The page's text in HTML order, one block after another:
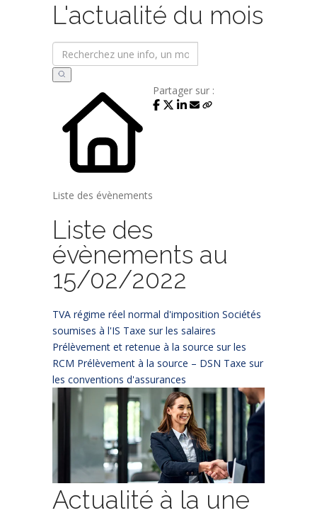
L'actualité du mois
Liste des évènements
Partager sur :
Liste des
évènements au
15/02/2022
TVA régime réel normal d'imposition Sociétés
soumises à l'IS Taxe sur les salaires
Prélèvement et retenue à la source sur les
RCM Prélèvement à la source – DSN Taxe sur
les conventions d'assurances
Actualité à la une